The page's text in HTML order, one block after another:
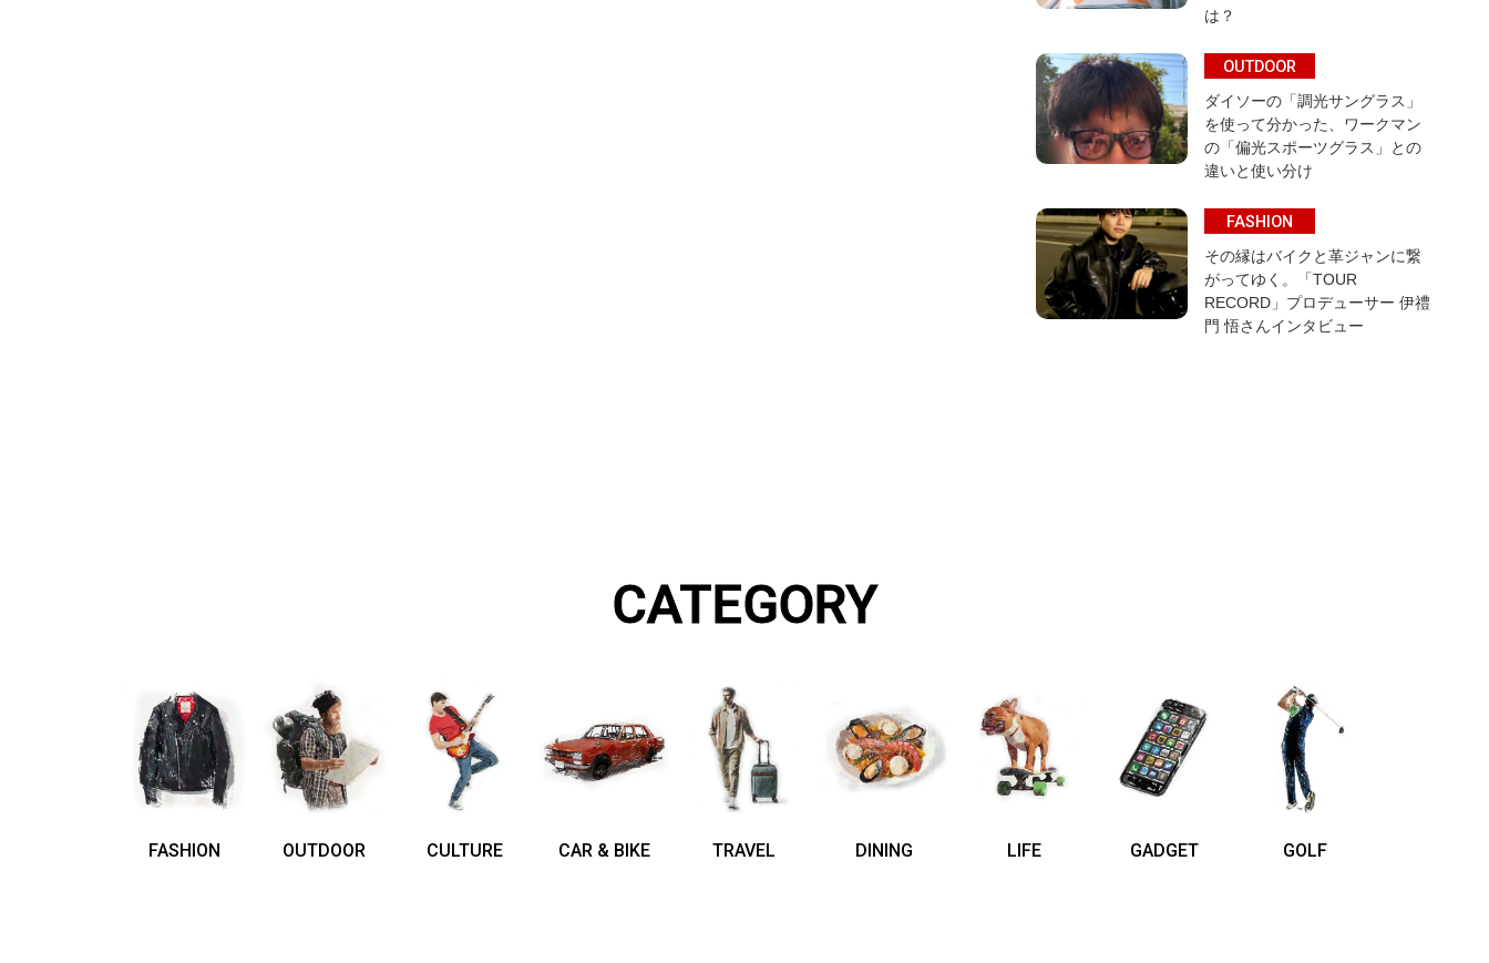
は？
OUTDOOR
ダイソーの「調光サングラス」
を使って分かった、ワークマン
の「偏光スポーツグラス」との
違いと使い分け
FASHION
その縁はバイクと革ジャンに繋
がってゆく。「TOUR
RECORD」プロデューサー 伊禮
門 悟さんインタビュー
CATEGORY
FASHION OUTDOOR CULTURE CAR & BIKE TRAVEL DINING LIFE GADGET GOLF